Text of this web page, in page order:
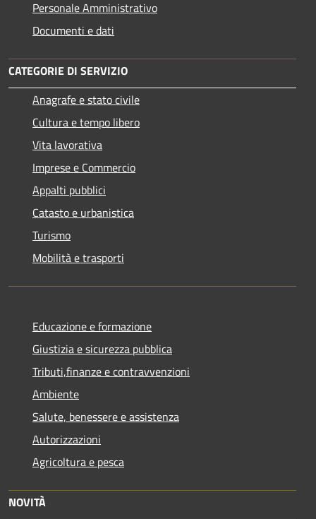
Personale Amministrativo
Documenti e dati
CATEGORIE DI SERVIZIO
Anagrafe e stato civile
Cultura e tempo libero
Vita lavorativa
Imprese e Commercio
Appalti pubblici
Catasto e urbanistica
Turismo
Mobilità e trasporti
Educazione e formazione
Giustizia e sicurezza pubblica
Tributi,finanze e contravvenzioni
Ambiente
Salute, benessere e assistenza
Autorizzazioni
Agricoltura e pesca
NOVITÀ